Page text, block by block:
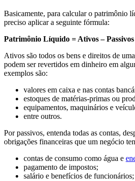
Basicamente, para calcular o patrimônio
preciso aplicar a seguinte fórmula:
Patrimônio Líquido = Ativos – Passivos
Ativos são todos os bens e direitos de
podem ser revertidos em dinheiro em
exemplos são:
valores em caixa e nas contas
estoques de matérias-primas ou
equipamentos, maquinários e
entre outros.
Por passivos, entenda todas as contas,
obrigações financeiras que um negócio
contas de consumo como água e
pagamento de impostos;
salário e benefícios de funcionários;